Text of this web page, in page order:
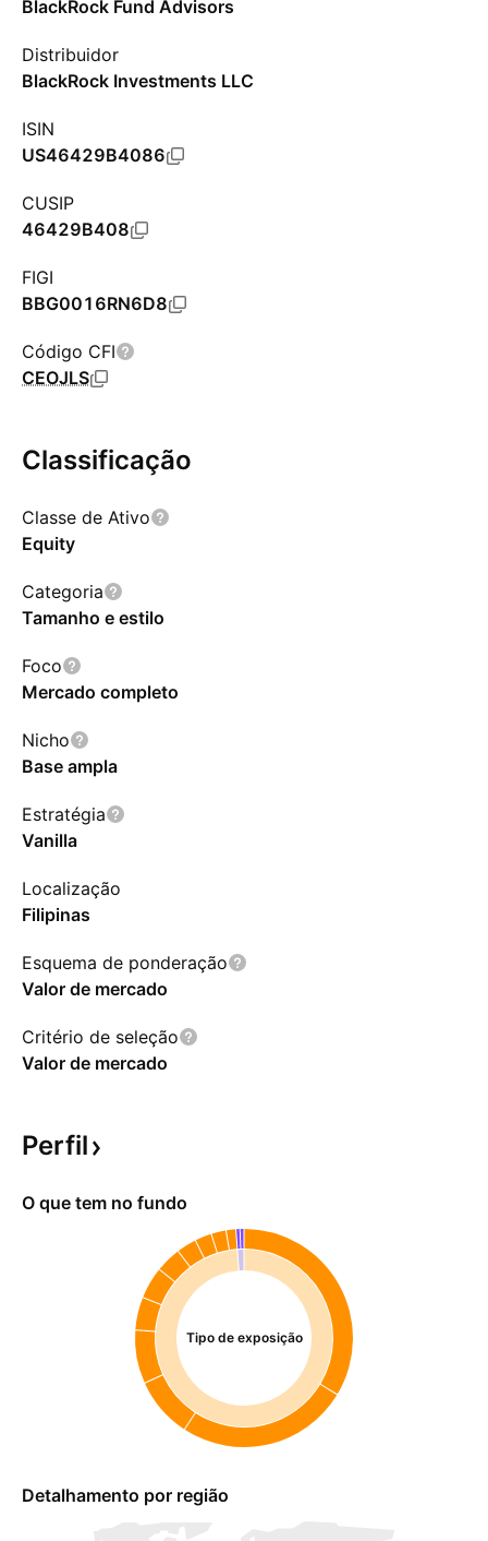
BlackRock Fund Advisors
Distribuidor
BlackRock Investments LLC
ISIN
US46429B4086
CUSIP
46429B408
FIGI
BBG0016RN6D8
Código CFI
CEOJLS
Classificação
Classe de Ativo
Equity
Categoria
Tamanho e estilo
Foco
Mercado completo
Nicho
Base ampla
Estratégia
Vanilla
Localização
Filipinas
Esquema de ponderação
Valor de mercado
Critério de seleção
Valor de mercado
Perfil
O que tem no fundo
Tipo de exposição
Detalhamento por região